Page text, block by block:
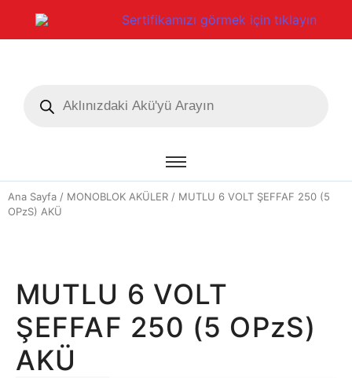
Sertifikamızı görmek için tıklayın
Ana Sayfa / MONOBLOK AKÜLER / MUTLU 6 VOLT ŞEFFAF 250 (5
OPzS) AKÜ
MUTLU 6 VOLT
ŞEFFAF 250 (5 OPzS)
AKÜ